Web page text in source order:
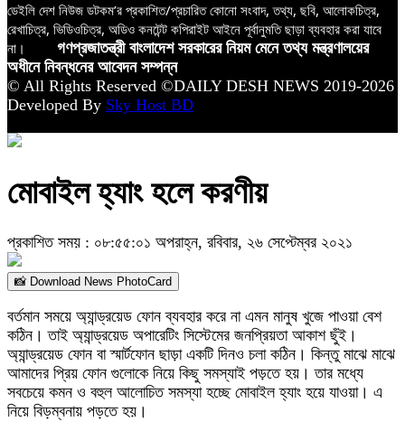
ডেইলি দেশ নিউজ ডটকম’র প্রকাশিত/প্রচারিত কোনো সংবাদ, তথ্য, ছবি, আলোকচিত্র,
রেখাচিত্র, ভিডিওচিত্র, অডিও কনটেন্ট কপিরাইট আইনে পূর্বানুমতি ছাড়া ব্যবহার করা যাবে
না।
গণপ্রজাতন্ত্রী বাংলাদেশ সরকারের নিয়ম মেনে তথ্য মন্ত্রণালয়ের
অধীনে নিবন্ধনের আবেদন সম্পন্ন
© All Rights Reserved ©DAILY DESH NEWS 2019-2026
Developed By Sky Host BD
মোবাইল হ্যাং হলে করণীয়
প্রকাশিত সময় : ০৮:৫৫:০১ অপরাহ্ন, রবিবার, ২৬ সেপ্টেম্বর ২০২১
📸 Download News PhotoCard
বর্তমান সময়ে অ্যান্ড্রয়েড ফোন ব্যবহার করে না এমন মানুষ খুজে পাওয়া বেশ
কঠিন। তাই অ্যান্ড্রয়েড অপারেটিং সিস্টেমের জনপ্রিয়তা আকাশ ছুঁই।
অ্যান্ড্রয়েড ফোন বা স্মার্টফোন ছাড়া একটি দিনও চলা কঠিন। কিন্তু মাঝে মাঝে
আমাদের প্রিয় ফোন গুলোকে নিয়ে কিছু সমস্যাই পড়তে হয়। তার মধ্যে
সবচেয়ে কমন ও বহুল আলোচিত সমস্যা হচ্ছে মোবাইল হ্যাং হয়ে যাওয়া। এ
নিয়ে বিড়ম্বনায় পড়তে হয়।